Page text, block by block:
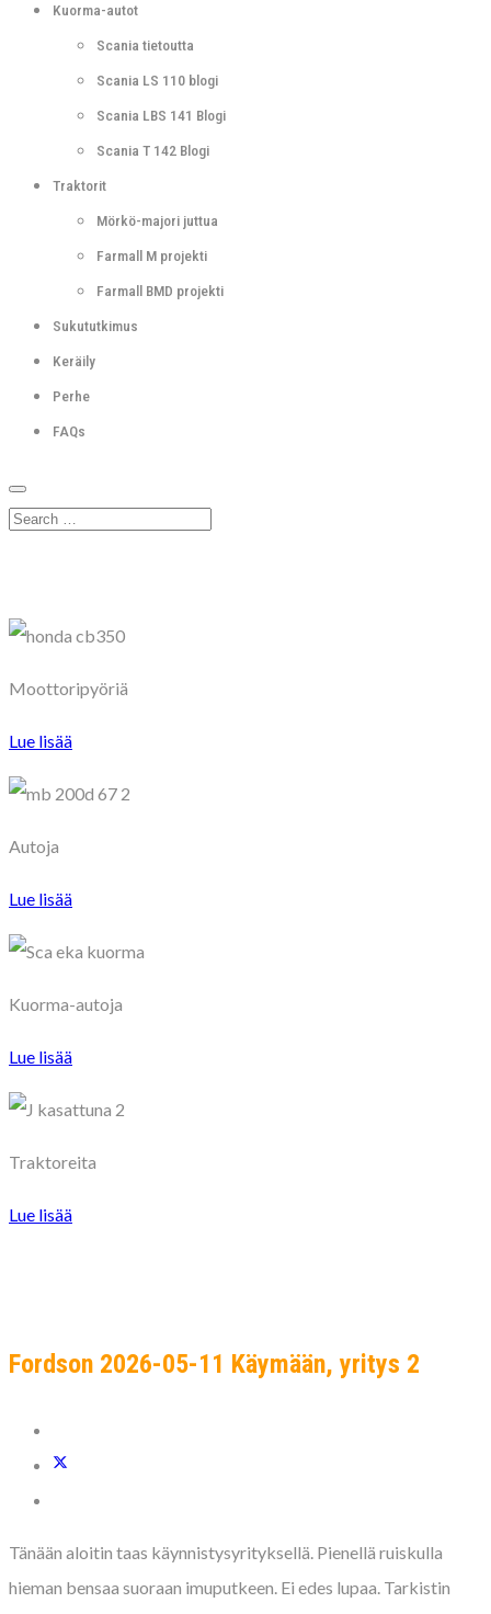
Kuorma-autot
Scania tietoutta
Scania LS 110 blogi
Scania LBS 141 Blogi
Scania T 142 Blogi
Traktorit
Mörkö-majori juttua
Farmall M projekti
Farmall BMD projekti
Sukututkimus
Keräily
Perhe
FAQs
Moottoripyöriä
Lue lisää
Autoja
Lue lisää
Kuorma-autoja
Lue lisää
Traktoreita
Lue lisää
Fordson 2026-05-11 Käymään, yritys 2
Tänään aloitin taas käynnistysyrityksellä. Pienellä ruiskulla
hieman bensaa suoraan imuputkeen. Ei edes lupaa. Tarkistin